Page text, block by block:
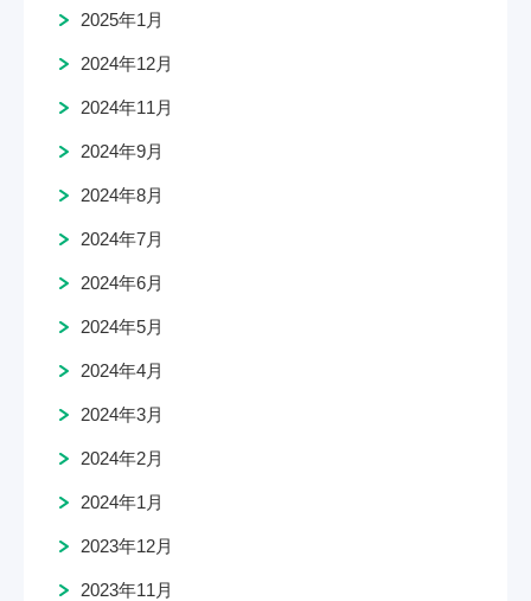
2025年1月
2024年12月
2024年11月
2024年9月
2024年8月
2024年7月
2024年6月
2024年5月
2024年4月
2024年3月
2024年2月
2024年1月
2023年12月
2023年11月